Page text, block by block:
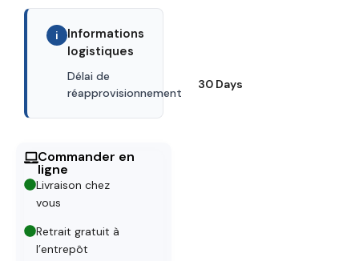
i
Informations
logistiques
Délai de
réapprovisionnement
30 Days
Commander en
ligne
Livraison chez
vous
Retrait gratuit à
l’entrepôt